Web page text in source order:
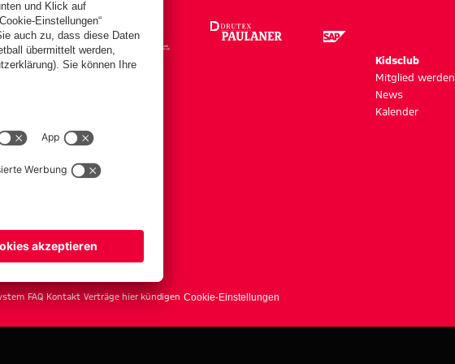
Museum
Kidsclub
Mitglied werden
News
Kalender
FC Bayern Tours
FAQ Kontakt Verträge hier kündigen Cookie-Einstellungen